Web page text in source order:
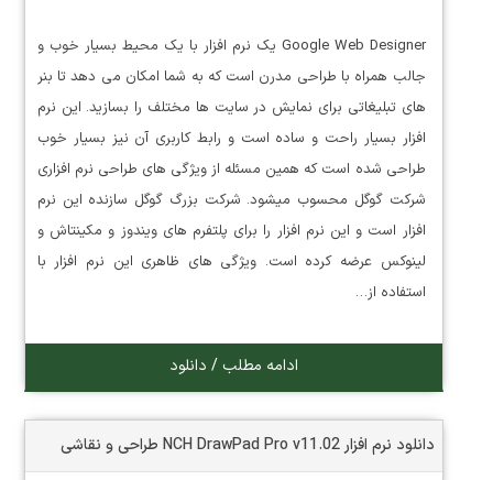
Google Web Designer یک نرم افزار با یک محیط بسیار خوب و
جالب همراه با طراحی مدرن است که به شما امکان می دهد تا بنر
های تبلیغاتی برای نمایش در سایت ها مختلف را بسازید. این نرم
افزار بسیار راحت و ساده است و رابط کاربری آن نیز بسیار خوب
طراحی شده است که همین مسئله از ویژگی های طراحی نرم افزاری
شرکت گوگل محسوب میشود. شرکت بزرگ گوگل سازنده این نرم
افزار است و این نرم افزار را برای پلتفرم های ویندوز و مکینتاش و
لینوکس عرضه کرده است. ویژگی های ظاهری این نرم افزار با
استفاده از…
ادامه مطلب / دانلود
دانلود نرم افزار NCH DrawPad Pro v11.02 طراحی و نقاشی